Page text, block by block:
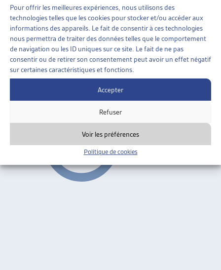
Pour offrir les meilleures expériences, nous utilisons des
technologies telles que les cookies pour stocker et/ou accéder aux
informations des appareils. Le fait de consentir à ces technologies
nous permettra de traiter des données telles que le comportement
de navigation ou les ID uniques sur ce site. Le fait de ne pas
consentir ou de retirer son consentement peut avoir un effet négatif
sur certaines caractéristiques et fonctions.
Accepter
Refuser
Voir les préférences
Politique de cookies
MIGRATIONS »ASILE»RÉVISIONS DIVERSES
RÉVISION PARTIELLE DE LA LOI SUR L’ASILE
(LASI) 2006
Secrétariat d’Etat aux migrations